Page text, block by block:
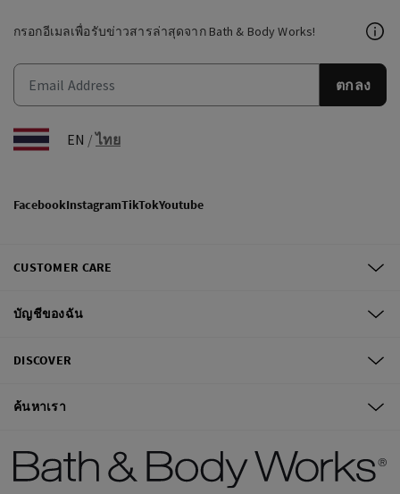
กรอกอีเมลเพื่อรับข่าวสารล่าสุดจาก Bath & Body Works!
ตกลง
EN /ไทย
FacebookInstagramTikTokYoutube
CUSTOMER CARE
บัญชีของฉัน
DISCOVER
ค้นหาเรา